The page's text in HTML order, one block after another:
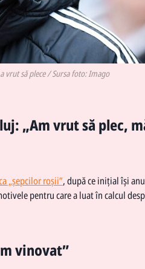
vrut să plece / Sursa foto: Imago
„Am vrut să plec,
„șepcilor roșii”, după ce inițial își
pentru care a luat în calcul
vinovat”